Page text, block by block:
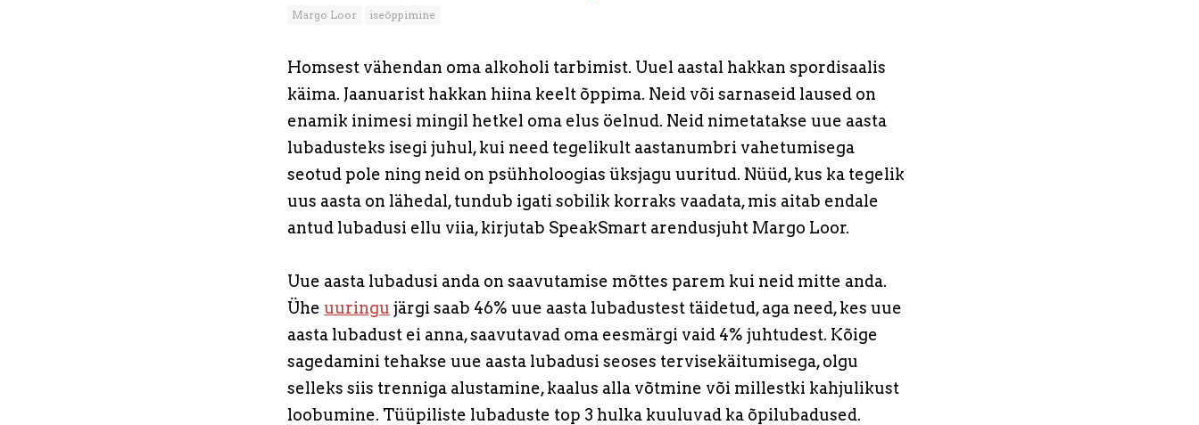
Margo Loor iseõppimine
Homsest vähendan oma alkoholi tarbimist. Uuel aastal hakkan spordisaalis
käima. Jaanuarist hakkan hiina keelt õppima. Neid või sarnaseid laused on
enamik inimesi mingil hetkel oma elus öelnud. Neid nimetatakse uue aasta
lubadusteks isegi juhul, kui need tegelikult aastanumbri vahetumisega
seotud pole ning neid on psühholoogias üksjagu uuritud. Nüüd, kus ka tegelik
uus aasta on lähedal, tundub igati sobilik korraks vaadata, mis aitab endale
antud lubadusi ellu viia, kirjutab SpeakSmart arendusjuht Margo Loor.
Uue aasta lubadusi anda on saavutamise mõttes parem kui neid mitte anda.
Ühe uuringu järgi saab 46% uue aasta lubadustest täidetud, aga need, kes uue
aasta lubadust ei anna, saavutavad oma eesmärgi vaid 4% juhtudest. Kõige
sagedamini tehakse uue aasta lubadusi seoses tervisekäitumisega, olgu
selleks siis trenniga alustamine, kaalus alla võtmine või millestki kahjulikust
loobumine. Tüüpiliste lubaduste top 3 hulka kuuluvad ka õpilubadused.